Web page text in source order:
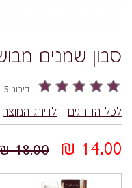
סבון שמנים
דירוג 5 מתוך 5 (1 לקוחות)
לכל הדירוגים לדירוג המוצר
14.00 ₪
18.00 ₪